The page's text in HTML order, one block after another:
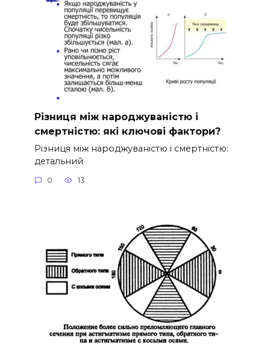
Різниця між народжуваністю і
смертністю: які ключові фактори?
Різниця між народжуваністю і смертністю:
детальний
0 13